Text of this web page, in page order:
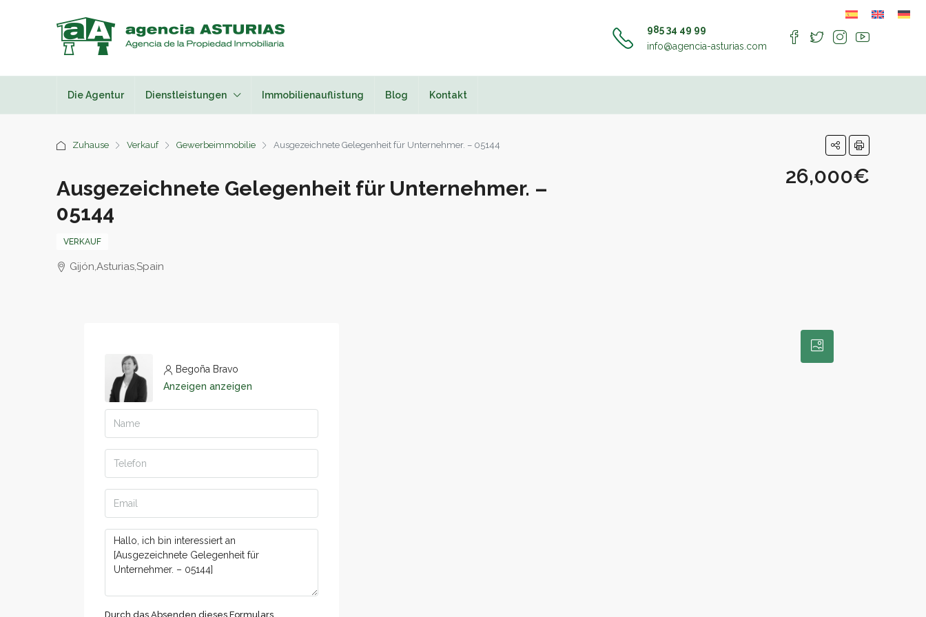
985 34 49 99
info@agencia-asturias.com
Die Agentur Dienstleistungen Immobilienauflistung Blog Kontakt
Zuhause Verkauf Gewerbeimmobilie Ausgezeichnete Gelegenheit für Unternehmer. – 05144
Ausgezeichnete Gelegenheit für Unternehmer. –
05144
26,000€
VERKAUF
Gijón,Asturias,Spain
Begoña Bravo
Anzeigen anzeigen
Durch das Absenden dieses Formulars